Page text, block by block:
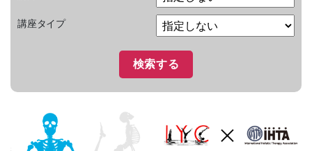
講座タイプ